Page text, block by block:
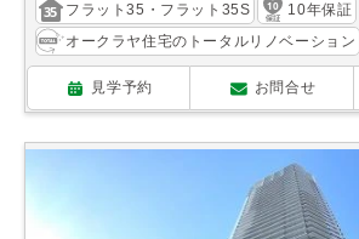
フラット35・フラット35S
10年保証
オークラヤ住宅のトータルリノベーション
見学予約 お問合せ